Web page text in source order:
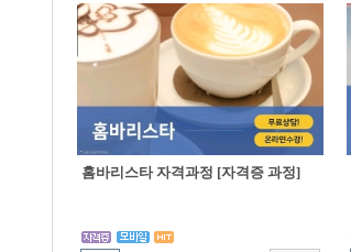
홈바리스타 자격과정 [자격증 과정]